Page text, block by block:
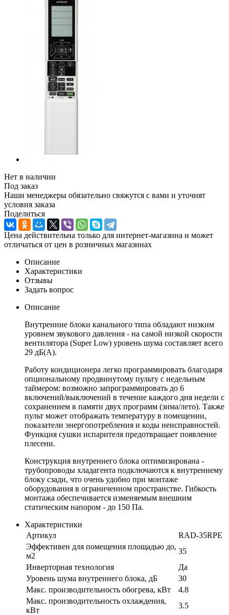
Нет в наличии
Под заказ
Наши менеджеры обязательно свяжутся с вами и уточнят
условия заказа
Поделиться
Цена действительна только для интернет-магазина и может
отличаться от цен в розничных магазинах
Описание
Характеристики
Отзывы
Задать вопрос
Описание
Внутренние блоки канального типа обладают низким
уровнем звукового давления - на самой низкой скорости
вентилятора (Super Low) уровень шума составляет всего
29 дБ(А).
Работу кондиционера легко программировать благодаря
опциональному продвинутому пульту с недельным
таймером: возможно запрограммировать до 6
включений/выключений в течение каждого дня недели с
сохранением в памяти двух программ (зима/лето). Также
пульт может отображать температуру в помещении,
показатели энергопотребления и коды неисправностей.
Функция сушки испарителя предотвращает появление
плесени.
Конструкция внутреннего блока оптимизирована -
трубопроводы хладагента подключаются к внутреннему
блоку сзади, что очень удобно при монтаже
оборудования в ограниченном пространстве. Гибкость
монтажа обеспечивается изменяемым внешним
статическим напором - до 150 Па.
Характеристики
Артикул
RAD-35RPE
Эффективен для помещения площадью до,
м2
35
Инверторная технология
Да
Уровень шума внутреннего блока, дБ
30
Макс. производительность обогрева, кВт
4.8
Макс. производительность охлаждения,
кВт
3.5